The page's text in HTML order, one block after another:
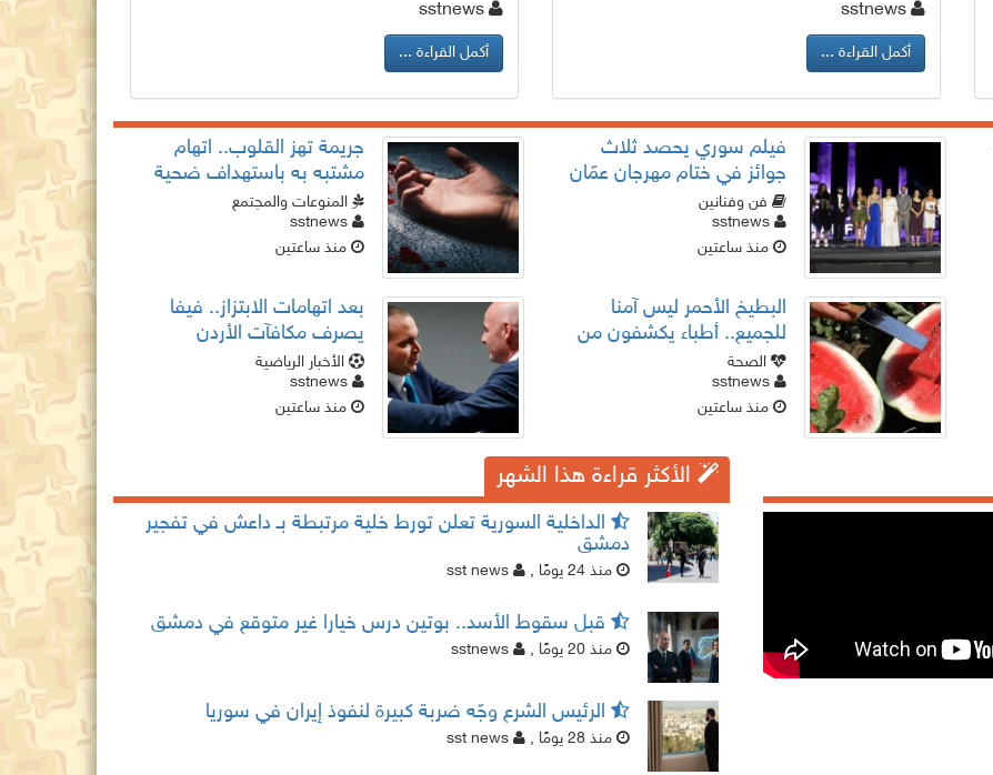
أكمل القراءة ... أكمل القراءة ...
فيلم سوري يحصد ثلاث
جوائز في ختام مهرجان عمّان
السينمائي الدولي
فن وفنانين
منذ ساعتين
جريمة تهز القلوب.. اتهام
مشتبه به باستهداف ضحية
بسبب دينه
المنوعات والمجتمع
منذ ساعتين
البطيخ الأحمر ليس آمنا
للجميع.. أطباء يكشفون من
يجب أن يتجنبه
الصحة
منذ ساعتين
بعد اتهامات الابتزاز.. فيفا
يصرف مكافآت الأردن
والأمير علي يرفض إنفانتينو
الأخبار الرياضية
منذ ساعتين
الأكثر قراءة هذا الشهر
الداخلية السورية تعلن تورط خلية مرتبطة بـ داعش في تفجير
دمشق
منذ 24 يومًا ,
قبل سقوط الأسد.. بوتين درس خيارا غير متوقع في دمشق
منذ 20 يومًا ,
الرئيس الشرع وجّه ضربة كبيرة لنفوذ إيران في سوريا
منذ 28 يومًا ,